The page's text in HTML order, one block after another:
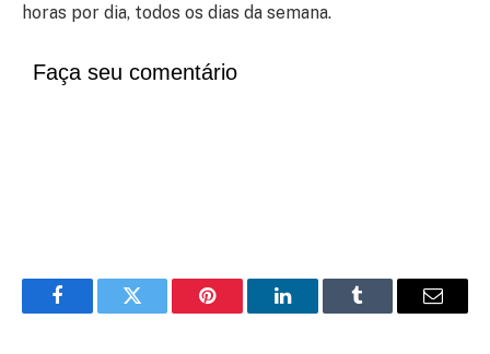
horas por dia, todos os dias da semana.
Faça seu comentário
FacebookTwitter Pinterest LinkedInTumblr Email